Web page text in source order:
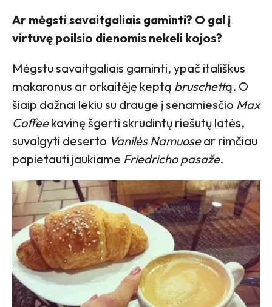
Ar mėgsti savaitgaliais gaminti? O gal į
virtuvę poilsio dienomis nekeli kojos?
Mėgstu savaitgaliais gaminti, ypač itališkus
makaronus ar orkaitėję keptą bruschettą. O
šiaip dažnai lekiu su drauge į senamiesčio Max
Coffeekavinę šgerti skrudintų riešutų latės,
suvalgyti deserto Vanilės Namuosear rimčiau
papietauti jaukiame Friedricho pasaže.